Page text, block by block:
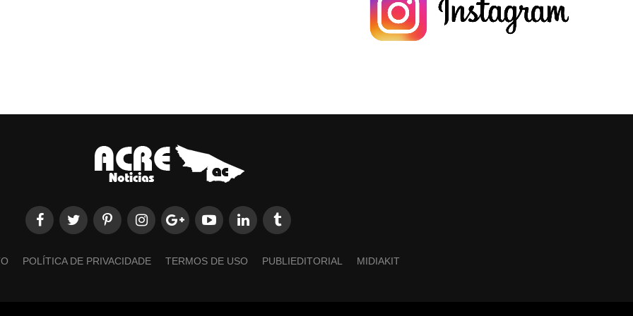
POLÍTICA DE PRIVACIDADE TERMOS DE USO PUBLIEDITORIAL MIDIAKIT